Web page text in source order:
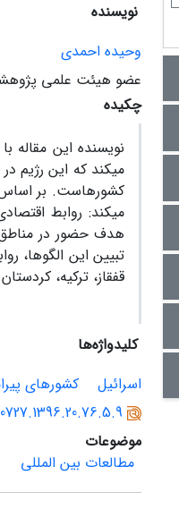
نویسنده
وحیده احمدی
عضو هیئت علمی
چکیده
نویسنده این مقاله
می‏کند که این رژیم
کشورهاست. بر اساس
می‏کند: روابط
هدف حضور در مناطق
تبیین این الگوها،
قفقاز، ترکیه،
کلیدواژه‌ها
اسرائیل
کشورهای
موضوعات
مطالعات بین المللی